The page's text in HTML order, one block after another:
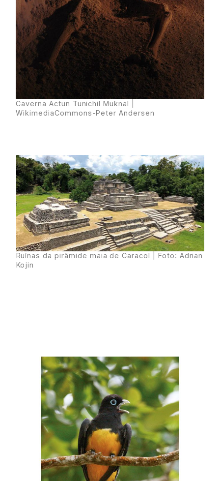
Caverna Actun Tunichil Muknal |
WikimediaCommons-Peter Andersen
Ruínas da pirâmide maia de Caracol | Foto: Adrian
Kojin